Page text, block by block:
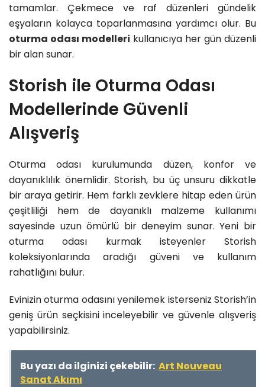
tamamlar. Çekmece ve raf düzenleri gündelik
eşyaların kolayca toparlanmasına yardımcı olur. Bu
oturma odası modelleri kullanıcıya her gün düzenli
bir alan sunar.
Storish ile Oturma Odası
Modellerinde Güvenli
Alışveriş
Oturma odası kurulumunda düzen, konfor ve
dayanıklılık önemlidir. Storish, bu üç unsuru dikkatle
bir araya getirir. Hem farklı zevklere hitap eden ürün
çeşitliliği hem de dayanıklı malzeme kullanımı
sayesinde uzun ömürlü bir deneyim sunar. Yeni bir
oturma odası kurmak isteyenler Storish
koleksiyonlarında aradığı güveni ve kullanım
rahatlığını bulur.
Evinizin oturma odasını yenilemek isterseniz Storish’in
geniş ürün seçkisini inceleyebilir ve güvenle alışveriş
yapabilirsiniz.
Bu yazı da ilginizi çekebilir: Art Nouveau
Sanat Akımı